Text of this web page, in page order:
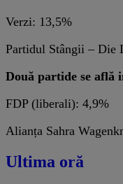
Verzi: 13,5%
Partidul Stângii – Die
Două partide se află
FDP (liberali): 4,9%
Alianța Sahra
Ultima oră